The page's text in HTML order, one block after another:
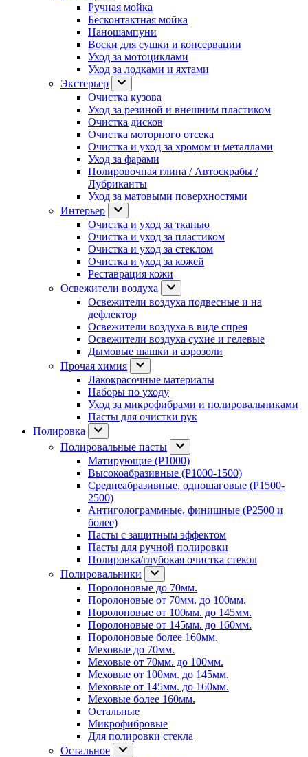
Ручная мойка
Бесконтактная мойка
Наношампуни
Воски для сушки и консервации
Уход за мотоциклами
Уход за лодками и яхтами
Экстерьер
Очистка кузова
Уход за резиной и внешним пластиком
Очистка дисков
Очистка моторного отсека
Очистка и уход за хромом и металлами
Уход за фарами
Полировочная глина / Автоскрабы /
Лубриканты
Уход за матовыми поверхностями
Интерьер
Очистка и уход за тканью
Очистка и уход за пластиком
Очистка и уход за стеклом
Очистка и уход за кожей
Реставрация кожи
Освежители воздуха
Освежители воздуха подвесные и на
дефлектор
Освежители воздуха в виде спрея
Освежители воздуха сухие и гелевые
Дымовые шашки и аэрозоли
Прочая химия
Лакокрасочные материалы
Наборы по уходу
Уход за микрофибрами и полировальниками
Пасты для очистки рук
Полировка
Полировальные пасты
Матирующие (P1000)
Высокоабразивные (P1000-1500)
Среднеабразивные, одношаговые (P1500-
2500)
Антиголограммные, финишные (P2500 и
более)
Пасты с защитным эффектом
Пасты для ручной полировки
Полировка/глубокая очистка стекол
Полировальники
Поролоновые до 70мм.
Поролоновые от 70мм. до 100мм.
Поролоновые от 100мм. до 145мм.
Поролоновые от 145мм. до 160мм.
Поролоновые более 160мм.
Меховые до 70мм.
Меховые от 70мм. до 100мм.
Меховые от 100мм. до 145мм.
Меховые от 145мм. до 160мм.
Меховые более 160мм.
Остальные
Микрофибровые
Для полировки стекла
Остальное